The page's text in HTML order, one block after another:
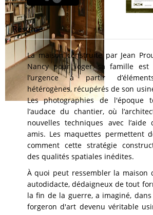
Résumé
La maison construite par Jean
Nancy pour loger sa famille est
l’urgence à partir
hétérogènes, récupérés de son
Les photographies de l'époque
l’audace du chantier, où
nouvelles techniques avec
amis. Les maquettes permettent
comment cette stratégie
des qualités spatiales inédites.
À quoi peut ressembler la maison
autodidacte, dédaigneux de tout
la fin de la guerre, a imaginé,
forgeron d'art devenu véritable